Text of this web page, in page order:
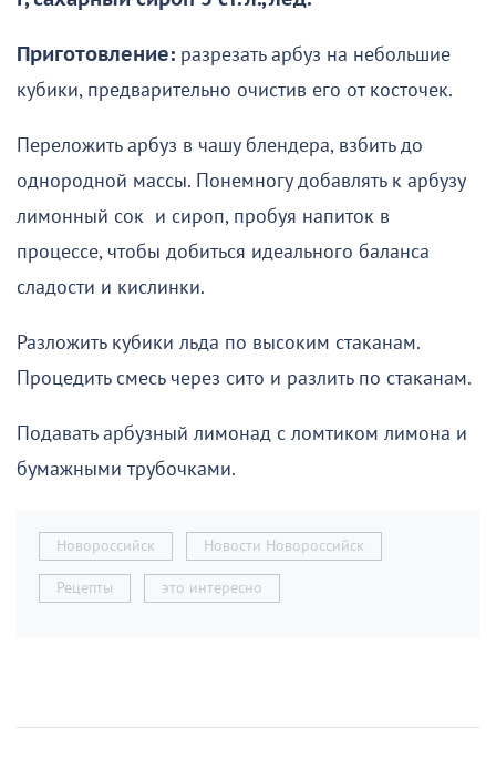
Приготовление: разрезать арбуз на небольшие
кубики, предварительно очистив его от косточек.
Переложить арбуз в чашу блендера, взбить до
однородной массы. Понемногу добавлять к арбузу
лимонный сок и сироп, пробуя напиток в
процессе, чтобы добиться идеального баланса
сладости и кислинки.
Разложить кубики льда по высоким стаканам.
Процедить смесь через сито и разлить по стаканам.
Подавать арбузный лимонад с ломтиком лимона и
бумажными трубочками.
Новороссийск Новости Новороссийск
Рецепты это интересно